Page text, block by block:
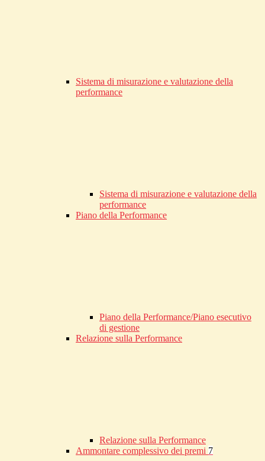
Sistema di misurazione e valutazione della
performance
Sistema di misurazione e valutazione della
performance
Piano della Performance
Piano della Performance/Piano esecutivo
di gestione
Relazione sulla Performance
Relazione sulla Performance
Ammontare complessivo dei premi 7